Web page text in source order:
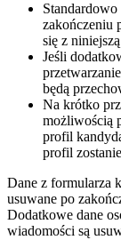
zakończeniu
się z
Jeśli
będą
Na krótko
możliwością
profil
profil
Dane z formularza
usuwane po
Dodatkowe dane
wiadomości są